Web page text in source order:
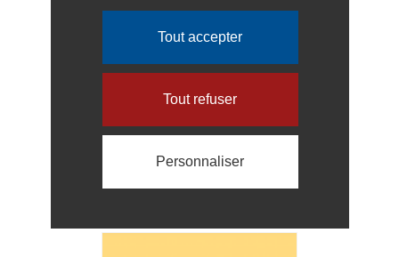
Tout accepter
Tout refuser
Personnaliser